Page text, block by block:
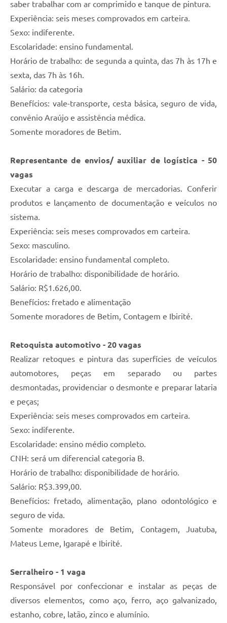
saber trabalhar com ar comprimido e tanque de pintura.
Experiência: seis meses comprovados em carteira.
Sexo: indiferente.
Escolaridade: ensino fundamental.
Horário de trabalho: de segunda a quinta, das 7h às 17h e
sexta, das 7h às 16h.
Salário: da categoria
Benefícios: vale-transporte, cesta básica, seguro de vida,
convênio Araújo e assistência médica.
Somente moradores de Betim.
Representante de envios/ auxiliar de logística - 50
vagas
Executar a carga e descarga de mercadorias. Conferir
produtos e lançamento de documentação e veículos no
sistema.
Experiência: seis meses comprovados em carteira.
Sexo: masculino.
Escolaridade: ensino fundamental completo.
Horário de trabalho: disponibilidade de horário.
Salário: R$1.626,00.
Benefícios: fretado e alimentação
Somente moradores de Betim, Contagem e Ibirité.
Retoquista automotivo - 20 vagas
Realizar retoques e pintura das superfícies de veículos
automotores, peças em separado ou partes
desmontadas, providenciar o desmonte e preparar lataria
e peças;
Experiência: seis meses comprovados em carteira.
Sexo: indiferente.
Escolaridade: ensino médio completo.
CNH: será um diferencial categoria B.
Horário de trabalho: disponibilidade de horário.
Salário: R$3.399,00.
Benefícios: fretado, alimentação, plano odontológico e
seguro de vida.
Somente moradores de Betim, Contagem, Juatuba,
Mateus Leme, Igarapé e Ibirité.
Serralheiro - 1 vaga
Responsável por confeccionar e instalar as peças de
diversos elementos, como aço, ferro, aço galvanizado,
estanho, cobre, latão, zinco e alumínio.